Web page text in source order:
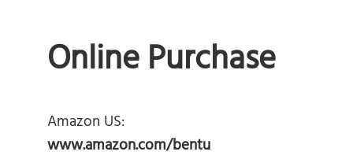
Online Purchase
Amazon US:
www.amazon.com/bentu